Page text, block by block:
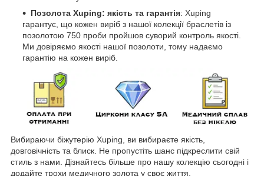
Позолота Xuping: якість та гарантія: Xuping
гарантує, що кожен виріб з нашої колекції браслетів із
позолотою 750 проби пройшов суворий контроль якості.
Ми довіряємо якості нашої позолоти, тому надаємо
гарантію на кожен виріб.
Вибираючи біжутерію Xuping, ви вибираєте якість,
довговічність та блиск. Не пропустіть шанс підкреслити свій
стиль з нами. Дізнайтесь більше про нашу колекцію сьогодні і
додайте трохи медичного золота у своє життя.